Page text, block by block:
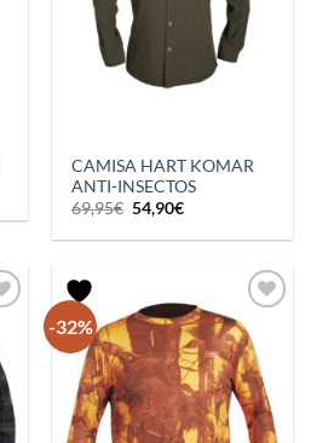
CAMISA HART KOMAR
ANTI-INSECTOS
69,95€ El
precio
original
54,90€El
actual
-32%